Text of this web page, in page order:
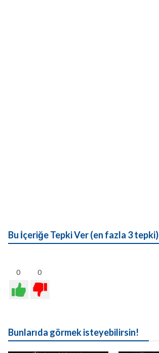
Bu İçeriğe Tepki Ver (en fazla 3 tepki)
0 0
Bunlarıda görmek isteyebilirsin!